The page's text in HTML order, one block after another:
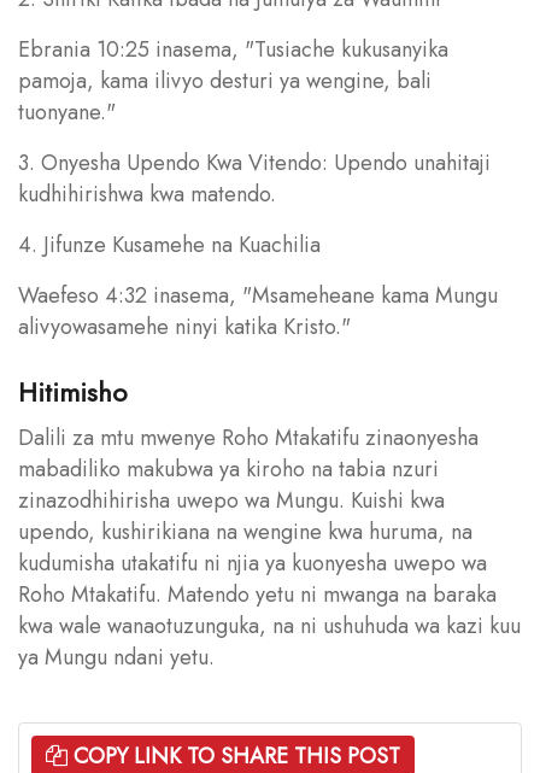
Ebrania 10:25 inasema, "Tusiache kukusanyika
pamoja, kama ilivyo desturi ya wengine, bali
tuonyane."
3. Onyesha Upendo Kwa Vitendo: Upendo unahitaji
kudhihirishwa kwa matendo.
4. Jifunze Kusamehe na Kuachilia
Waefeso 4:32 inasema, "Msameheane kama Mungu
alivyowasamehe ninyi katika Kristo."
Hitimisho
Dalili za mtu mwenye Roho Mtakatifu zinaonyesha
mabadiliko makubwa ya kiroho na tabia nzuri
zinazodhihirisha uwepo wa Mungu. Kuishi kwa
upendo, kushirikiana na wengine kwa huruma, na
kudumisha utakatifu ni njia ya kuonyesha uwepo wa
Roho Mtakatifu. Matendo yetu ni mwanga na baraka
kwa wale wanaotuzunguka, na ni ushuhuda wa kazi kuu
ya Mungu ndani yetu.
COPY LINK TO SHARE THIS POST